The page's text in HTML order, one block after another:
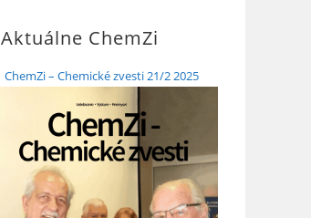
Aktuálne ChemZi
ChemZi – Chemické zvesti 21/2 2025